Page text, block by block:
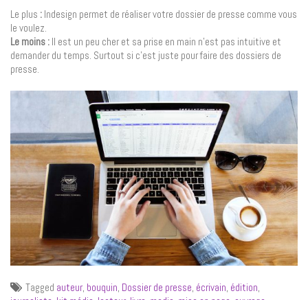
Le plus : Indesign permet de réaliser votre dossier de presse comme vous
le voulez.
Le moins : Il est un peu cher et sa prise en main n’est pas intuitive et
demander du temps. Surtout si c’est juste pour faire des dossiers de
presse.
Tagged auteur, bouquin, Dossier de presse, écrivain, édition,